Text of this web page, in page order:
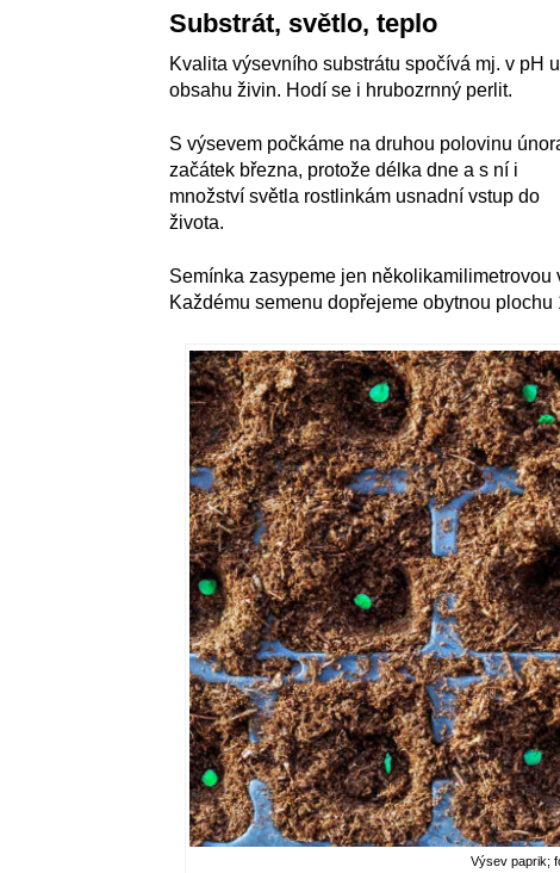
Substrát, světlo, teplo
Kvalita výsevního substrátu spočívá mj. v pH
obsahu živin. Hodí se i hrubozrnný perlit.
S výsevem počkáme na druhou polovinu
začátek března, protože délka dne a s ní i
množství světla rostlinkám usnadní vstup do
života.
Semínka zasypeme jen několikamilimetrovou
Každému semenu dopřejeme obytnou plochu
Výsev paprik;